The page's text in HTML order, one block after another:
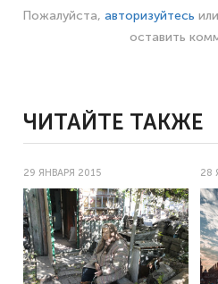
Пожалуйста, авторизуйтесь или
оставить
ЧИТАЙТЕ ТАКЖЕ
29 ЯНВАРЯ 2015 28